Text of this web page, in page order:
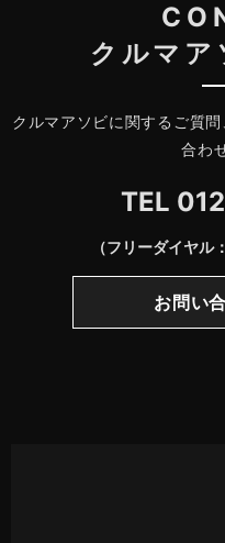
クルマア
クルマアソビに関するご質
合わ
TEL
（フリーダイヤル
お問い